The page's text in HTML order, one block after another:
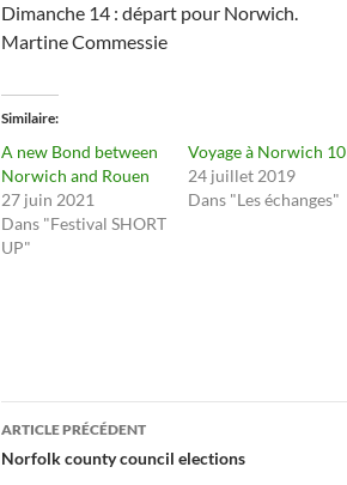
Dimanche 14 : départ pour Norwich.
Martine Commessie
Similaire
A new Bond between
Norwich and Rouen
27 juin 2021
Dans "Festival SHORT
UP"
Voyage à Norwich 10
24 juillet 2019
Dans "Les échanges"
Navigation
des
ARTICLE PRÉCÉDENT
Norfolk county council elections